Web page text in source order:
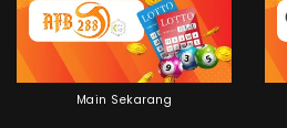
Main Sekarang